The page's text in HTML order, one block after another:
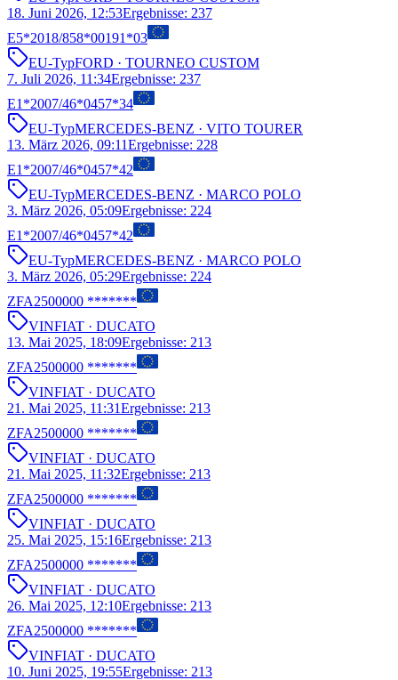
18. Juni 2026, 12:53Ergebnisse: 237
E5*2018/858*00191*03
EU-TypFORD · TOURNEO CUSTOM
7. Juli 2026, 11:34Ergebnisse: 237
E1*2007/46*0457*34
EU-TypMERCEDES-BENZ · VITO TOURER
13. März 2026, 09:11Ergebnisse: 228
E1*2007/46*0457*42
EU-TypMERCEDES-BENZ · MARCO POLO
3. März 2026, 05:09Ergebnisse: 224
E1*2007/46*0457*42
EU-TypMERCEDES-BENZ · MARCO POLO
3. März 2026, 05:29Ergebnisse: 224
ZFA2500000 *******
VINFIAT · DUCATO
13. Mai 2025, 18:09Ergebnisse: 213
ZFA2500000 *******
VINFIAT · DUCATO
21. Mai 2025, 11:31Ergebnisse: 213
ZFA2500000 *******
VINFIAT · DUCATO
21. Mai 2025, 11:32Ergebnisse: 213
ZFA2500000 *******
VINFIAT · DUCATO
25. Mai 2025, 15:16Ergebnisse: 213
ZFA2500000 *******
VINFIAT · DUCATO
26. Mai 2025, 12:10Ergebnisse: 213
ZFA2500000 *******
VINFIAT · DUCATO
10. Juni 2025, 19:55Ergebnisse: 213